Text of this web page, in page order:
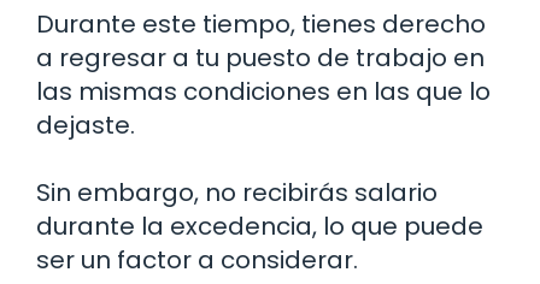
Durante este tiempo, tienes derecho
a regresar a tu puesto de trabajo en
las mismas condiciones en las que lo
dejaste.
Sin embargo, no recibirás salario
durante la excedencia, lo que puede
ser un factor a considerar.